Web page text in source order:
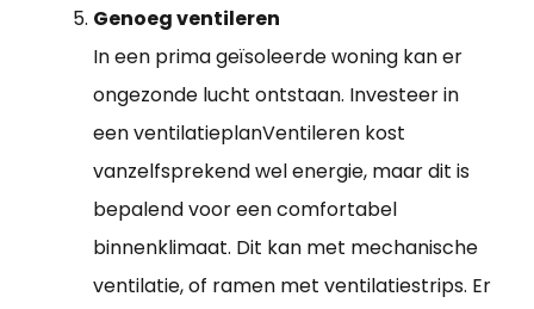
Genoeg ventileren
In een prima geïsoleerde woning kan er
ongezonde lucht ontstaan. Investeer in
een ventilatieplanVentileren kost
vanzelfsprekend wel energie, maar dit is
bepalend voor een comfortabel
binnenklimaat. Dit kan met mechanische
ventilatie, of ramen met ventilatiestrips. Er